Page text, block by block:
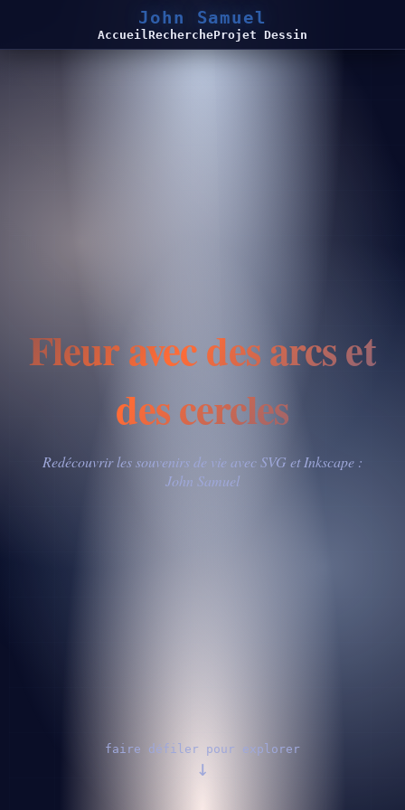
John Samuel
AccueilRechercheProjet Dessin
Fleur avec des arcs et
des cercles
Redécouvrir les souvenirs de vie avec SVG et Inkscape :
John Samuel
faire défiler pour explorer